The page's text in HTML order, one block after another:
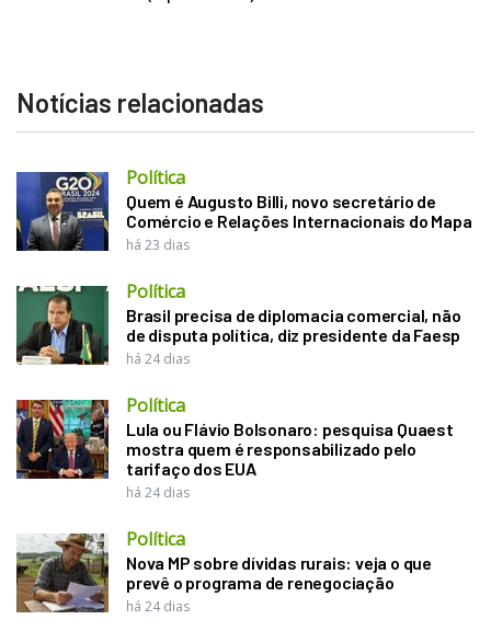
Notícias relacionadas
Política
Quem é Augusto Billi, novo secretário de
Comércio e Relações Internacionais do Mapa
há 23 dias
Política
Brasil precisa de diplomacia comercial, não
de disputa política, diz presidente da Faesp
há 24 dias
Política
Lula ou Flávio Bolsonaro: pesquisa Quaest
mostra quem é responsabilizado pelo
tarifaço dos EUA
há 24 dias
Política
Nova MP sobre dívidas rurais: veja o que
prevê o programa de renegociação
há 24 dias